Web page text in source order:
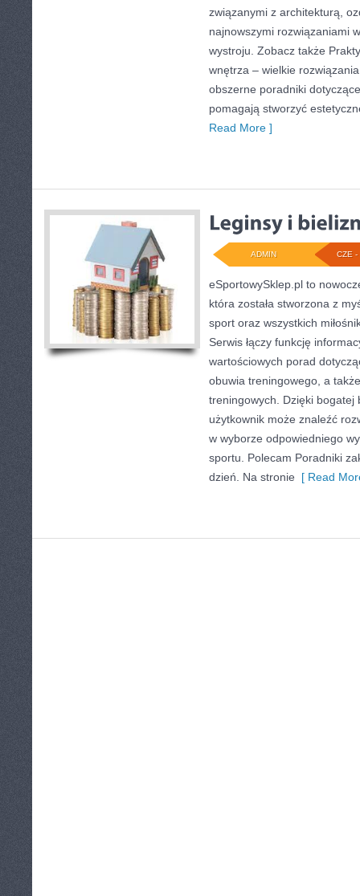
związanymi z architekturą,
najnowszymi rozwiązaniami
wystroju. Zobacz także
wnętrza – wielkie
obszerne poradniki
pomagają stworzyć
Read More ]
CZE -
ADMIN
eSportowySklep.pl to
która została stworzona z
sport oraz wszystkich
Serwis łączy funkcję
wartościowych porad
obuwia treningowego, a
treningowych. Dzięki bogatej
użytkownik może znaleźć
w wyborze odpowiedniego
sportu. Polecam Poradniki
dzień. Na stronie [ Read